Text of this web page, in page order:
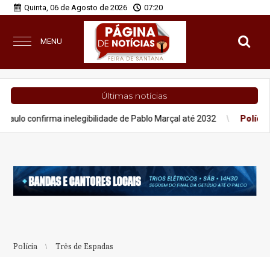
Quinta, 06 de Agosto de 2026 07:20
MENU
Últimas notícias
inelegibilidade de Pablo Marçal até 2032 Polícia Irmãos
Polícia Três de Espadas